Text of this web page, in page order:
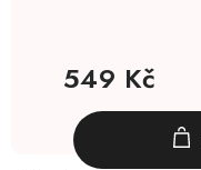
549 Kč